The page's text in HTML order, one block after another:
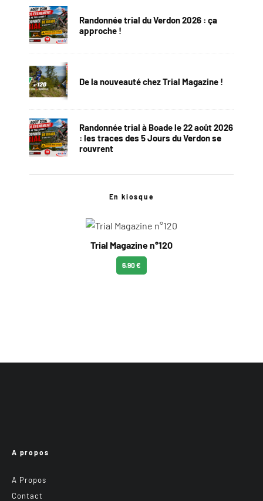
Randonnée trial du Verdon 2026 : ça
approche !
De la nouveauté chez Trial Magazine !
Randonnée trial à Boade le 22 août 2026
: les traces des 5 Jours du Verdon se
rouvrent
En kiosque
Trial Magazine n°120
6.90 €
A propos
A Propos
Contact